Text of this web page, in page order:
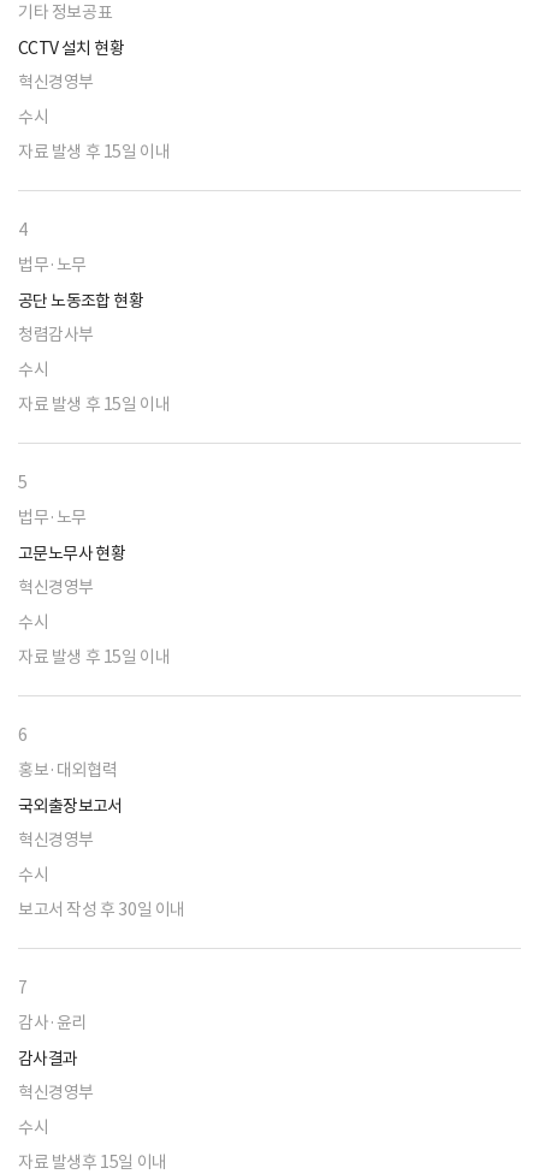
기타 정보공표
CCTV 설치 현황
혁신경영부
수시
자료 발생 후 15일 이내
4
법무·노무
공단 노동조합 현황
청렴감사부
수시
자료 발생 후 15일 이내
5
법무·노무
고문노무사 현황
혁신경영부
수시
자료 발생 후 15일 이내
6
홍보·대외협력
국외출장보고서
혁신경영부
수시
보고서 작성 후 30일 이내
7
감사·윤리
감사결과
혁신경영부
수시
자료 발생후 15일 이내